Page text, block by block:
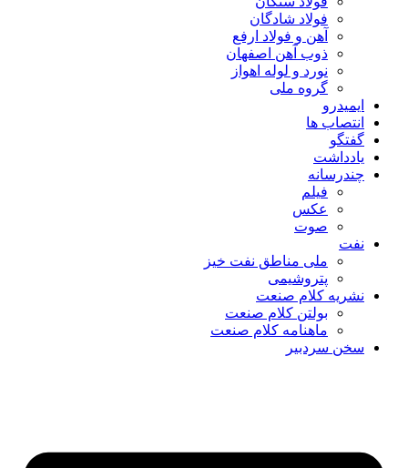
فولاد شادگان
آهن و فولاد ارفع
ذوب آهن اصفهان
نورد و لوله اهواز
گروه ملی
ایمیدرو
انتصاب ها
گفتگو
یادداشت
چندرسانه
فیلم
عکس
صوت
نفت
ملی مناطق نفت خیز
پتروشیمی
نشریه کلام صنعت
بولتن کلام صنعت
ماهنامه کلام صنعت
سخن سردبیر